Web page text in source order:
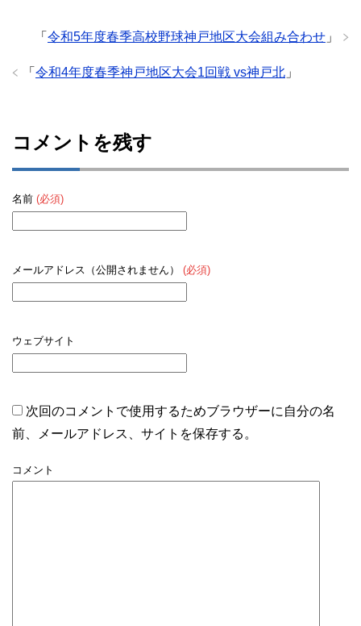
「 令和5年度春季高校野球神戸地区大会組み合わせ 」
「 令和4年度春季神戸地区大会1回戦 vs神戸北 」
コメントを残す
名前 (必須)
メールアドレス（公開されません） (必須)
ウェブサイト
次回のコメントで使用するためブラウザーに自分の名
前、メールアドレス、サイトを保存する。
コメント